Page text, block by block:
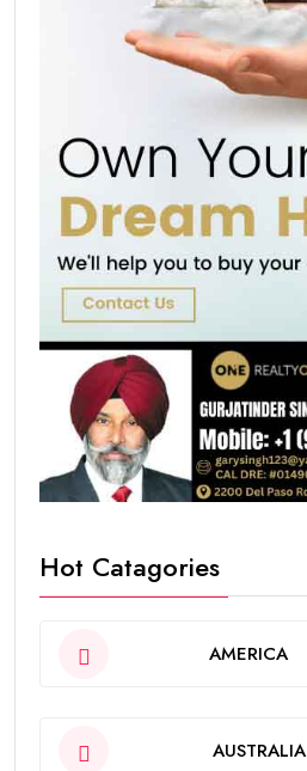
Hot Catagories
AMERICA
AUSTRALIA